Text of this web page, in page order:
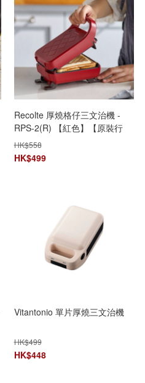
Recolte 厚燒格仔三文治機 -
RPS-2(R) 【紅色】【原裝行
貨】
HK$558
HK$499
Vitantonio 單片厚燒三文治機
HK$499
HK$448